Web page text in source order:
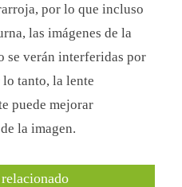
por lo que incluso
las imágenes de la
se verán interferidas por
tanto, la lente
puede mejorar
la imagen.